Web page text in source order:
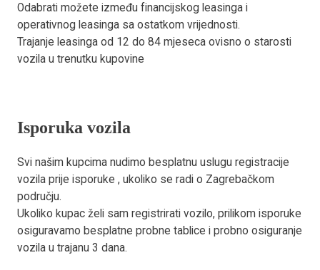
Odabrati možete između financijskog leasinga i
operativnog leasinga sa ostatkom vrijednosti.
Trajanje leasinga od 12 do 84 mjeseca ovisno o starosti
vozila u trenutku kupovine
Isporuka vozila
Svi našim kupcima nudimo besplatnu uslugu registracije
vozila prije isporuke , ukoliko se radi o Zagrebačkom
području.
Ukoliko kupac želi sam registrirati vozilo, prilikom isporuke
osiguravamo besplatne probne tablice i probno osiguranje
vozila u trajanu 3 dana.